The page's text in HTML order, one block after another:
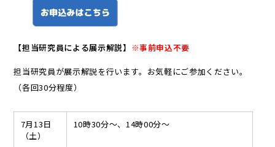
【担当研究員による展示解説】 ※事前申込不要
担当研究員が展示解説を行います。お気軽にご参加ください。
（各回30分程度）
7月13日
（土）
10時30分～、14時00分～